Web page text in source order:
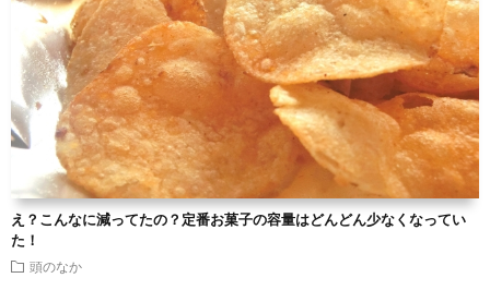
え？こんなに減ってたの？定番お菓子の容量はどんどん少なくなってい
た！
頭のなか